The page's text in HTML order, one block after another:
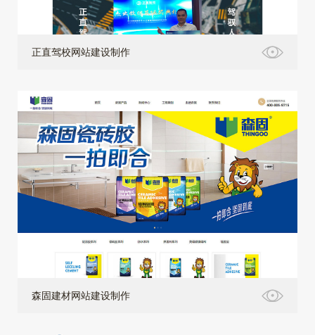
正直驾校网站建设制作
森固建材网站建设制作